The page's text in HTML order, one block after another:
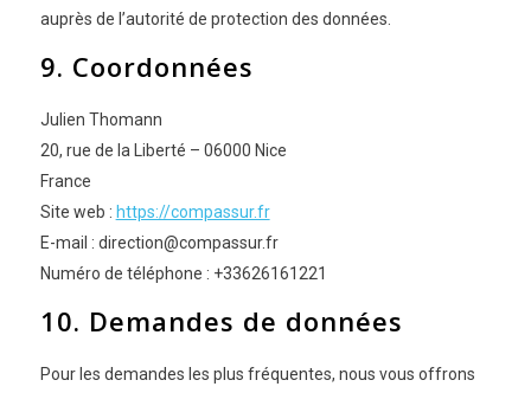
auprès de l’autorité de protection des données.
9. Coordonnées
Julien Thomann
20, rue de la Liberté – 06000 Nice
France
Site web : https://compassur.fr
E-mail : direction@compassur.fr
Numéro de téléphone : +33626161221
10. Demandes de données
Pour les demandes les plus fréquentes, nous vous offrons